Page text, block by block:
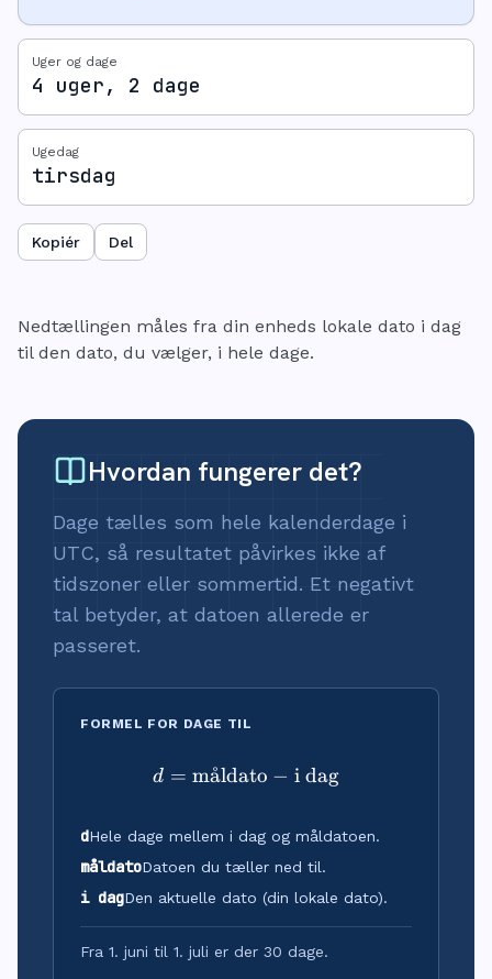
Uger og dage
4 uger, 2 dage
Ugedag
tirsdag
Kopiér Del
Nedtællingen måles fra din enheds lokale dato i dag
til den dato, du vælger, i hele dage.
Hvordan fungerer det?
Dage tælles som hele kalenderdage i
UTC, så resultatet påvirkes ikke af
tidszoner eller sommertid. Et negativt
tal betyder, at datoen allerede er
passeret.
FORMEL FOR DAGE TIL
d = \text{måldato} -
d = ma
˚ldato − i dag
dHele dage mellem i dag og måldatoen.
måldatoDatoen du tæller ned til.
i dagDen aktuelle dato (din lokale dato).
Fra 1. juni til 1. juli er der 30 dage.